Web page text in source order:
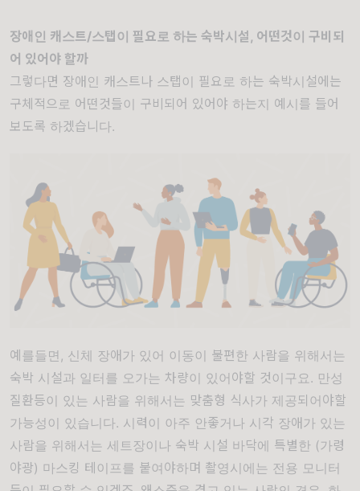
장애인 캐스트/스탭이 필요로 하는 숙박시설, 어떤것이 구비되
어 있어야 할까
그렇다면 장애인 캐스트나 스탭이 필요로 하는 숙박시설에는
구체적으로 어떤것들이 구비되어 있어야 하는지 예시를 들어
보도록 하겠습니다.
예를들면, 신체 장애가 있어 이동이 불편한 사람을 위해서는
숙박 시설과 일터를 오가는 차량이 있어야할 것이구요. 만성
질환등이 있는 사람을 위해서는 맞춤형 식사가 제공되어야할
가능성이 있습니다. 시력이 아주 안좋거나 시각 장애가 있는
사람을 위해서는 세트장이나 숙박 시설 바닥에 특별한 (가령
야광) 마스킹 테이프를 붙여야하며 촬영시에는 전용 모니터